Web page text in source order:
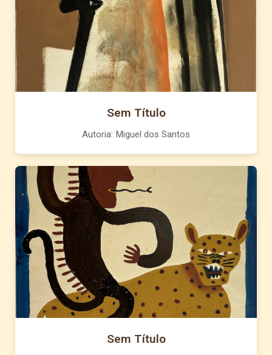
Sem Título
Autoria: Miguel dos Santos
Sem Título